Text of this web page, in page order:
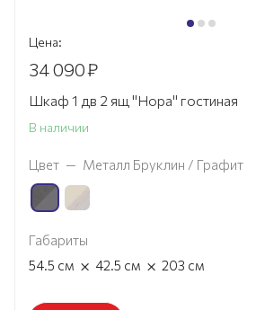
Цена:
34 090₽
Шкаф 1 дв 2 ящ "Нора" гостиная
В наличии
Цвет — Металл Бруклин / Графит
Габариты
54.5 см × 42.5 см × 203 см